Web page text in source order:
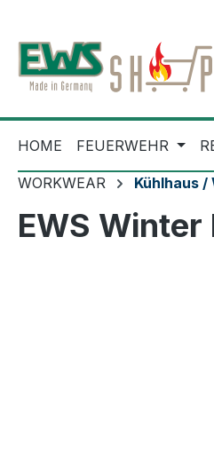
HOME FEUERWEHR
WORKWEAR Kühlhaus /
EWS